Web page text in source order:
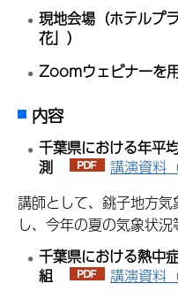
現地会場（ホテルプ
花」）
Zoomウェビナーを
内容
千葉県における年平
測
講演資料
講師として、銚子地方
し、今年の夏の気象状況
千葉県における熱中
組
講演資料